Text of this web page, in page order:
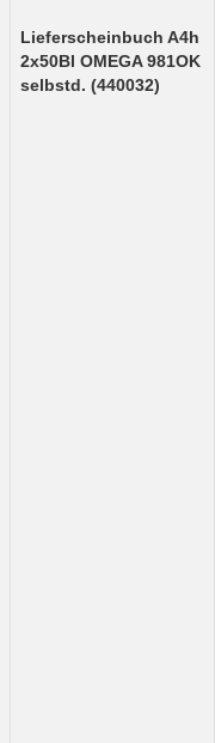
Lieferscheinbuch A4h
2x50Bl OMEGA 981OK
selbstd. (440032)